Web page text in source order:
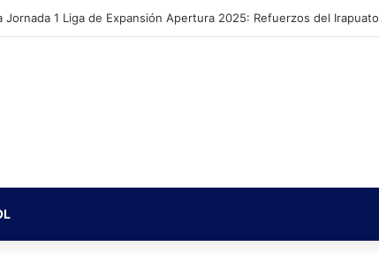
en la Liga de Expansión: Calendario, Plantel para el Apertura 2025